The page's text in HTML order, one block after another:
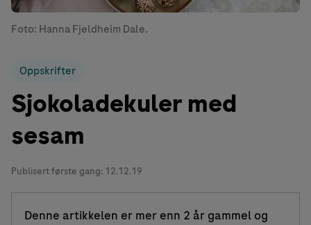
Foto: Hanna Fjeldheim Dale.
Oppskrifter
Sjokoladekuler med
sesam
Publisert første gang: 12.12.19
Denne artikkelen er mer enn 2 år gammel og